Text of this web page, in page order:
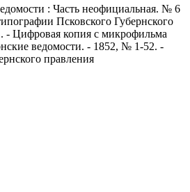
: Часть неофициальная. № 6
Псковского Губернского
- Цифровая копия с микрофильма
ведомости. - 1852, № 1-52. -
правления